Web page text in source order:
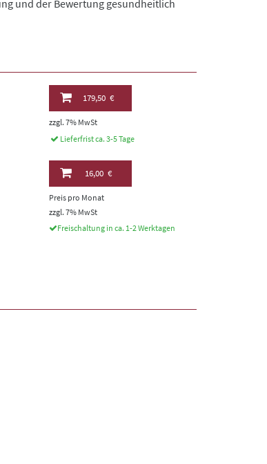
und der Bewertung gesundheitlich
179,50 €
zzgl. 7% MwSt
Lieferfrist ca. 3-5 Tage
16,00 €
Preis pro Monat
zzgl. 7% MwSt
Freischaltung in ca. 1-2 Werktagen